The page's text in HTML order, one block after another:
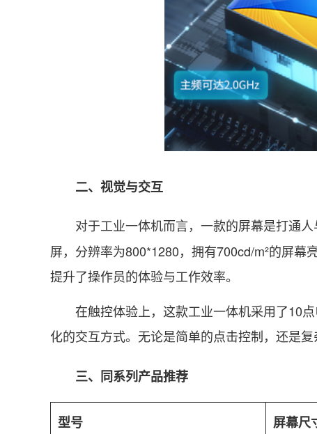
二、视觉与交互
对于工业一体机而言，一款的屏幕是打通人
屏，分辨率为800*1280，拥有700cd/m²的屏
提升了操作员的体验与工作效率。
在触控体验上，这款工业一体机采用了10点
化的交互方式。无论是简单的点击控制，还是复
三、同系列产品推荐
型号 屏幕尺